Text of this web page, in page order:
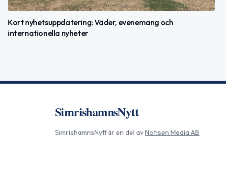
Kort nyhetsuppdatering: Väder, evenemang och
internationella nyheter
SimrishamnsNytt
SimrishamnsNyttär en del avNotisen Media AB